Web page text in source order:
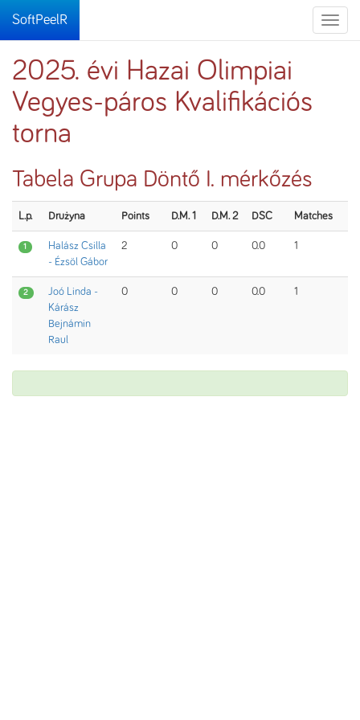
Toggle
SoftPeelR
2025. évi Hazai Olimpiai
Vegyes-páros Kvalifikációs
torna
Tabela Grupa Döntő I. mérkőzés
L.p. Drużyna Points D.M. 1 D.M. 2 DSC Matches
1
Halász Csilla
- Ézsöl Gábor
2 0 0 0.0 1
2
Joó Linda -
Kárász
Bejnámin
Raul
0 0 0 0.0 1